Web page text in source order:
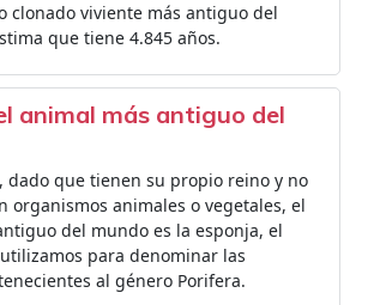
clonado viviente más antiguo del
que tiene 4.845 años.
animal más antiguo del
dado que tienen su propio reino y no
organismos animales o vegetales, el
del mundo es la esponja, el
para denominar las
al género Porifera.